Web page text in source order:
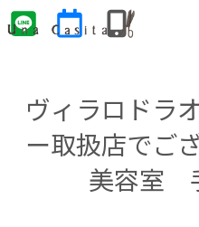
ヴィラロドラ
ー取扱店でご
美容室